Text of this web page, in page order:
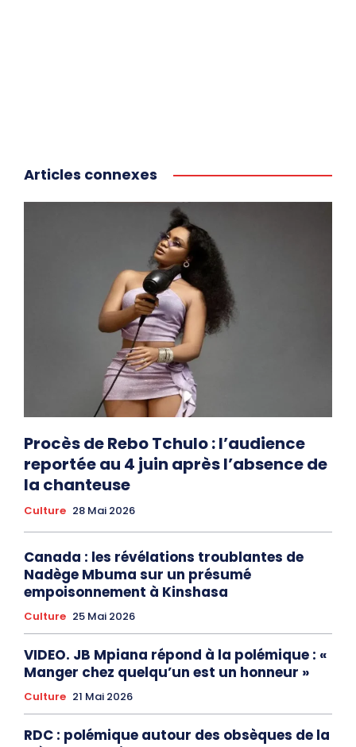
Articles connexes
Procès de Rebo Tchulo : l’audience
reportée au 4 juin après l’absence de
la chanteuse
Culture 28 Mai 2026
Canada : les révélations troublantes de
Nadège Mbuma sur un présumé
empoisonnement à Kinshasa
Culture 25 Mai 2026
VIDEO. JB Mpiana répond à la polémique : «
Manger chez quelqu’un est un honneur »
Culture 21 Mai 2026
RDC : polémique autour des obsèques de la